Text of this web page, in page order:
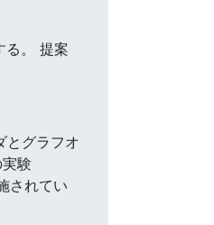
。 提案
とグラフオ
験
されてい